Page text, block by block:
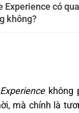
Experience có
không?
không
mà chính là